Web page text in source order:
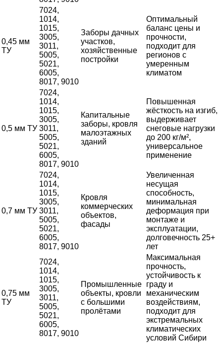
0,45 мм
ТУ
7024,
1014,
1015,
3005,
3011,
5005,
5021,
6005,
8017, 9010
Заборы дачных
участков,
хозяйственные
постройки
Оптимальный
баланс цены и
прочности,
подходит для
регионов с
умеренным
климатом
0,5 мм ТУ
7024,
1014,
1015,
3005,
3011,
5005,
5021,
6005,
8017, 9010
Капитальные
заборы, кровля
малоэтажных
зданий
Повышенная
жёсткость на изгиб,
выдерживает
снеговые нагрузки
до 200 кг/м²,
универсальное
применение
0,7 мм ТУ
7024,
1014,
1015,
3005,
3011,
5005,
5021,
6005,
8017, 9010
Кровля
коммерческих
объектов,
фасады
Увеличенная
несущая
способность,
минимальная
деформация при
монтаже и
эксплуатации,
долговечность 25+
лет
0,75 мм
ТУ
7024,
1014,
1015,
3005,
3011,
5005,
5021,
6005,
8017, 9010
Промышленные
объекты, кровли
с большими
пролётами
Максимальная
прочность,
устойчивость к
граду и
механическим
воздействиям,
подходит для
экстремальных
климатических
условий Сибири